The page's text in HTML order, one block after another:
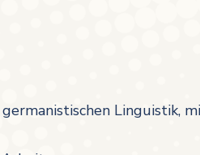
Linguistik,